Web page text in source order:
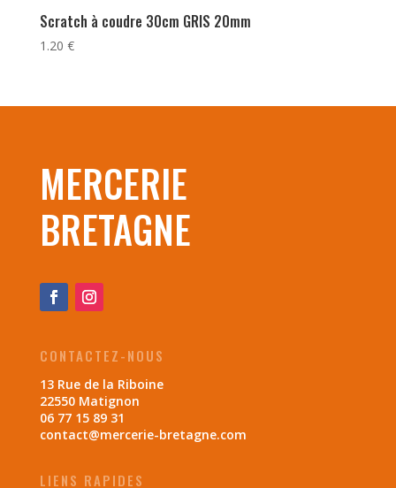
Scratch à coudre 30cm GRIS 20mm
1.20 €
MERCERIE
BRETAGNE
CONTACTEZ-NOUS
13 Rue de la Riboine
22550 Matignon
06 77 15 89 31
contact@mercerie-bretagne.com
LIENS RAPIDES